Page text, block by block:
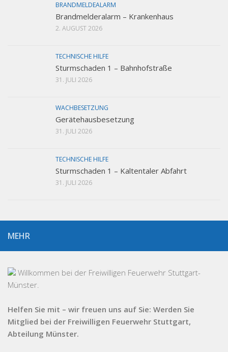
BRANDMELDEALARM
Brandmelderalarm – Krankenhaus
2. AUGUST 2026
TECHNISCHE HILFE
Sturmschaden 1 – Bahnhofstraße
31. JULI 2026
WACHBESETZUNG
Gerätehausbesetzung
31. JULI 2026
TECHNISCHE HILFE
Sturmschaden 1 – Kaltentaler Abfahrt
31. JULI 2026
MEHR
Willkommen bei der Freiwilligen Feuerwehr Stuttgart-
Münster.
Helfen Sie mit – wir freuen uns auf Sie: Werden Sie
Mitglied bei der Freiwilligen Feuerwehr Stuttgart,
Abteilung Münster.